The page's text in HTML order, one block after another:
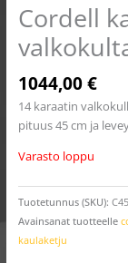
Cordell
1044,00€
14 karaatin
pituus 45 cm ja
Varasto loppu
Tuotetunnus (SKU):
Avainsanat tuotteelle
kaulaketju